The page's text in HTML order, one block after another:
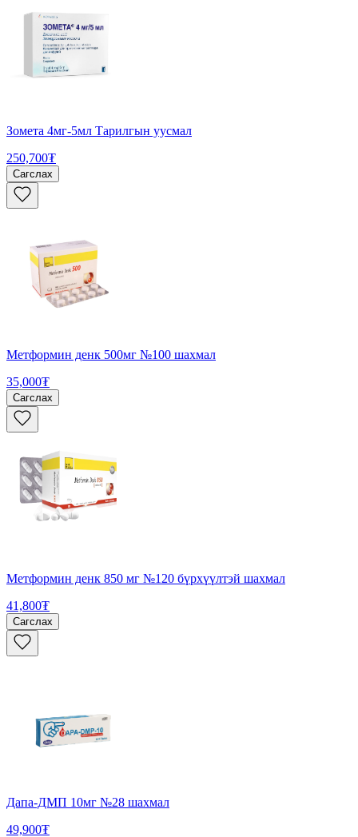
Зомета 4мг-5мл Тарилгын уусмал
250,700₮
Сагслах
Метформин денк 500мг №100 шахмал
35,000₮
Сагслах
Метформин денк 850 мг №120 бүрхүүлтэй шахмал
41,800₮
Сагслах
Дапа-ДМП 10мг №28 шахмал
49,900₮